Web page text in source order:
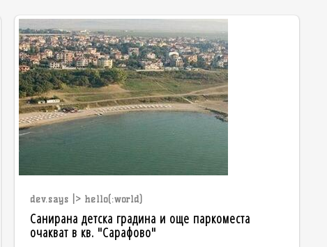
dev.says |> hello(:world)
Санирана детска градина и още паркоместа
очакват в кв. "Сарафово"